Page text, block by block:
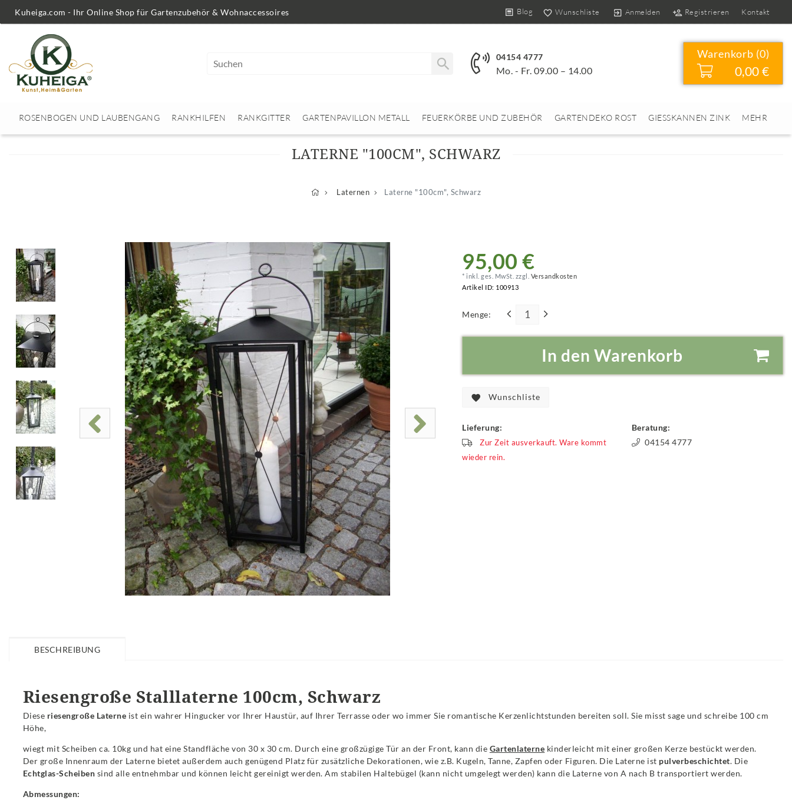
Kuheiga.com - Ihr Online Shop für Gartenzubehör & Wohnaccessoires Blog Wunschliste Anmelden Registrieren Kontakt
04154 4777
Mo. - Fr. 09.00 – 14.00
Warenkorb (0)
0,00 €
ROSENBOGEN UND LAUBENGANG RANKHILFEN RANKGITTER GARTENPAVILLON METALL FEUERKÖRBE UND ZUBEHÖR GARTENDEKO ROST GIESSKANNEN ZINK MEHR
LATERNE "100CM", SCHWARZ
Laternen Laterne "100cm", Schwarz
95,00 €
* inkl. ges. MwSt. zzgl.
Versandkosten
Artikel ID: 100913
Menge:
In den Warenkorb
Wunschliste
Lieferung:
Zur Zeit ausverkauft. Ware kommt
wieder rein.
Beratung:
04154 4777
BESCHREIBUNG
Riesengroße Stalllaterne 100cm, Schwarz
Diese riesengroße Laterne ist ein wahrer Hingucker vor Ihrer Haustür, auf Ihrer Terrasse oder wo immer Sie romantische Kerzenlichtstunden bereiten soll. Sie misst sage und schreibe 100 cm
Höhe,
wiegt mit Scheiben ca. 10kg und hat eine Standfläche von 30 x 30 cm. Durch eine großzügige Tür an der Front, kann die Gartenlaterne kinderleicht mit einer großen Kerze bestückt werden.
Der große Innenraum der Laterne bietet außerdem auch genügend Platz für zusätzliche Dekorationen, wie z.B. Kugeln, Tanne, Zapfen oder Figuren. Die Laterne ist pulverbeschichtet. Die
Echtglas-Scheiben sind alle entnehmbar und können leicht gereinigt werden. Am stabilen Haltebügel (kann nicht umgelegt werden) kann die Laterne von A nach B transportiert werden.
Abmessungen: